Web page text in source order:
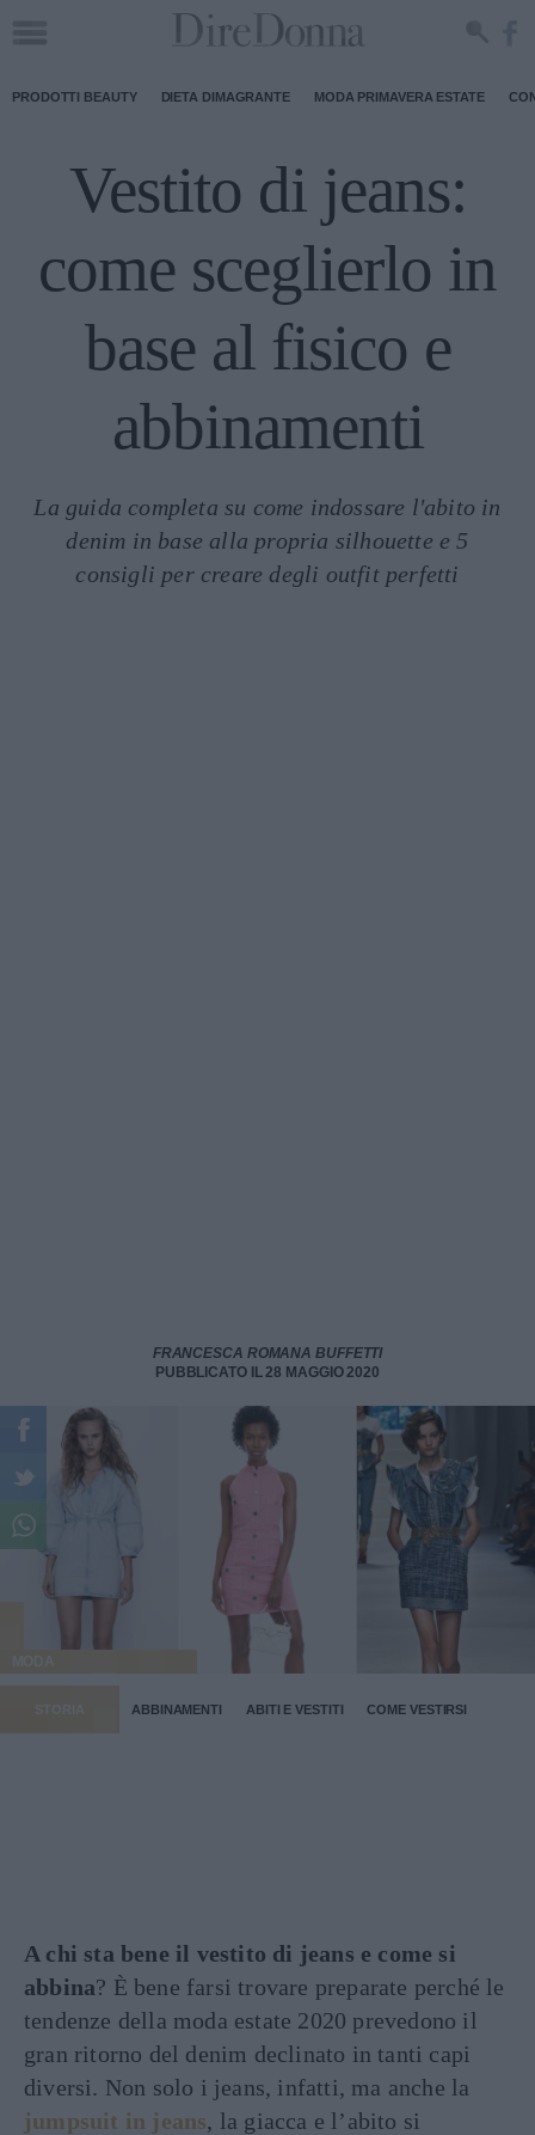
PRODOTTI BEAUTY DIETA DIMAGRANTE MODA PRIMAVERA ESTATE
Vestito di jeans:
come sceglierlo in
base al fisico e
abbinamenti
La guida completa su come indossare l'abito in
denim in base alla propria silhouette e 5
consigli per creare degli outfit perfetti
FRANCESCA ROMANA BUFFETTI
PUBBLICATO IL 28 MAGGIO 2020
MODA
STORIA ABBINAMENTI ABITI E VESTITI COME VESTIRSI
A chi sta bene il vestito di jeans e come si
abbina? È bene farsi trovare preparate perché le
tendenze della moda estate 2020 prevedono il
gran ritorno del denim declinato in tanti capi
diversi. Non solo i jeans, infatti, ma anche la
jumpsuit in jeans, la giacca e l’abito si